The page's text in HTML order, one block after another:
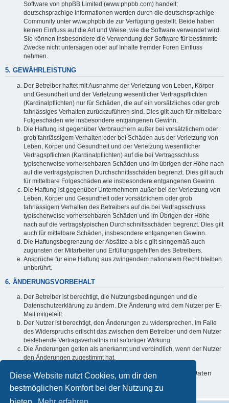
Diese Website nutzt Cookies, um dir den
bestmöglichen Komfort bei der Nutzung zu
Software von phpBB Limited (www.phpbb.com) handelt;
deutschsprachige Informationen werden durch die deutschsprachige
Community unter www.phpbb.de zur Verfügung gestellt. Beide haben
keinen Einfluss auf die Art und Weise, wie die Software verwendet wird.
Sie können insbesondere die Verwendung der Software für bestimmte
Zwecke nicht untersagen oder auf Inhalte fremder Foren Einfluss
nehmen.
5. GEWÄHRLEISTUNG
Der Betreiber haftet mit Ausnahme der Verletzung von Leben, Körper
und Gesundheit und der Verletzung wesentlicher Vertragspflichten
(Kardinalpflichten) nur für Schäden, die auf ein vorsätzliches oder grob
fahrlässiges Verhalten zurückzuführen sind. Dies gilt auch für mittelbare
Folgeschäden wie insbesondere entgangenen Gewinn.
Die Haftung ist gegenüber Verbrauchern außer bei vorsätzlichem oder
grob fahrlässigem Verhalten oder bei Schäden aus der Verletzung von
Leben, Körper und Gesundheit und der Verletzung wesentlicher
Vertragspflichten (Kardinalpflichten) auf die bei Vertragsschluss
typischerweise vorhersehbaren Schäden und im übrigen der Höhe nach
auf die vertragstypischen Durchschnittsschäden begrenzt. Dies gilt auch
für mittelbare Folgeschäden wie insbesondere entgangenen Gewinn.
Die Haftung ist gegenüber Unternehmern außer bei der Verletzung von
Leben, Körper und Gesundheit oder vorsätzlichem oder grob
fahrlässigem Verhalten des Betreibers auf die bei Vertragsschluss
typischerweise vorhersehbaren Schäden und im Übrigen der Höhe
nach auf die vertragstypischen Durchschnittsschäden begrenzt. Dies gilt
auch für mittelbare Schäden, insbesondere entgangenen Gewinn.
Die Haftungsbegrenzung der Absätze a bis c gilt sinngemäß auch
zugunsten der Mitarbeiter und Erfüllungsgehilfen des Betreibers.
Ansprüche für eine Haftung aus zwingendem nationalem Recht bleiben
unberührt.
6. ÄNDERUNGSVORBEHALT
Der Betreiber ist berechtigt, die Nutzungsbedingungen und die
Datenschutzerklärung zu ändern. Die Änderung wird dem Nutzer per E-
Mail mitgeteilt.
Der Nutzer ist berechtigt, den Änderungen zu widersprechen. Im Falle
des Widerspruchs erlischt das zwischen dem Betreiber und dem Nutzer
bestehende Vertragsverhältnis mit sofortiger Wirkung.
Die Änderungen gelten als anerkannt und verbindlich, wenn der Nutzer
den Änderungen zugestimmt hat.
Informationen über den Umgang mit deinen persönlichen Daten
sind in der Datenschutzerklärung enthalten.